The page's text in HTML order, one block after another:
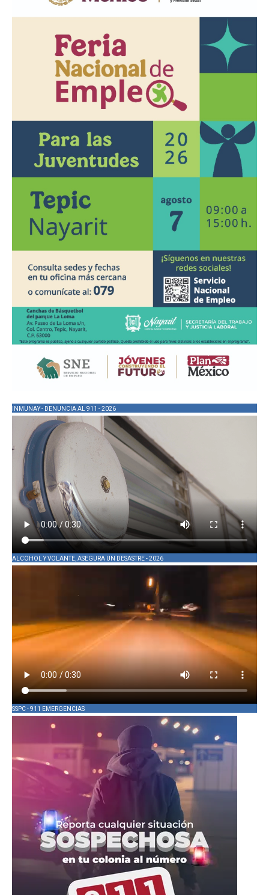
INMUNAY - DENUNCIA AL 911 - 2026
ALCOHOL Y VOLANTE, ASEGURA UN DESASTRE - 2026
SSPC - 911 EMERGENCIAS